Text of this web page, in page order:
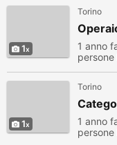
1
Torino
1 anno
1
Torino
1 anno